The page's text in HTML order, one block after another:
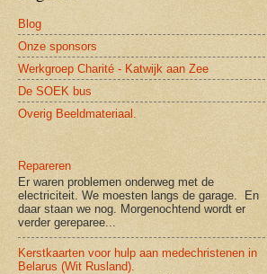
Blog
Onze sponsors
Werkgroep Charité - Katwijk aan Zee
De SOEK bus
Overig Beeldmateriaal.
Repareren
Er waren problemen onderweg met de
electriciteit. We moesten langs de garage. En
daar staan we nog. Morgenochtend wordt er
verder gereparee...
Kerstkaarten voor hulp aan medechristenen in
Belarus (Wit Rusland).